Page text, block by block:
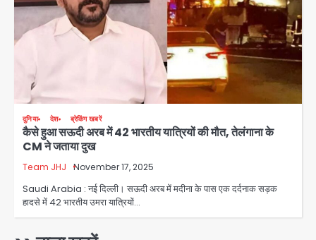
दुनिया देश ब्रेकिंग खबरें
कैसे हुआ सऊदी अरब में 42 भारतीय यात्रियों की मौत, तेलंगाना के
CM ने जताया दुख
Team JHJ November 17, 2025
Saudi Arabia : नई दिल्ली। सऊदी अरब में मदीना के पास एक दर्दनाक सड़क
हादसे में 42 भारतीय उमरा यात्रियों…
जानें इसके मायने
Avinash Kumar
4
Greater Noida (Badalpur):
सरिया लदा कैंटर अनियंत्रित होकर घुसा
किराना दुकान में , ड्राइवर की मौत
Avinash Kumar
DC Movie Review: लोकेश कनगराज की
स्क्रीनप्ले में कमजोर, लेकिन कहानी अधूरी रह
गई, 3 स्टार रेटिंग
Avinash Kumar
Felix Hospital Noida: फेलिक्स